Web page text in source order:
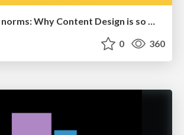
Breaking role norms: Why Content Design is so much more than writing copy - Taylor Woolridge
0 360